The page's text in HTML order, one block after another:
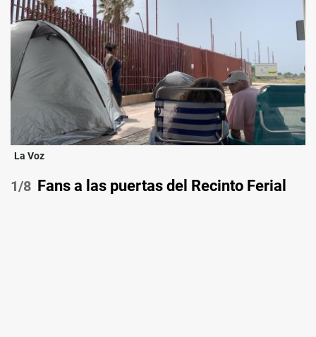
La Voz
/8 Fans a las puertas del Recinto Ferial